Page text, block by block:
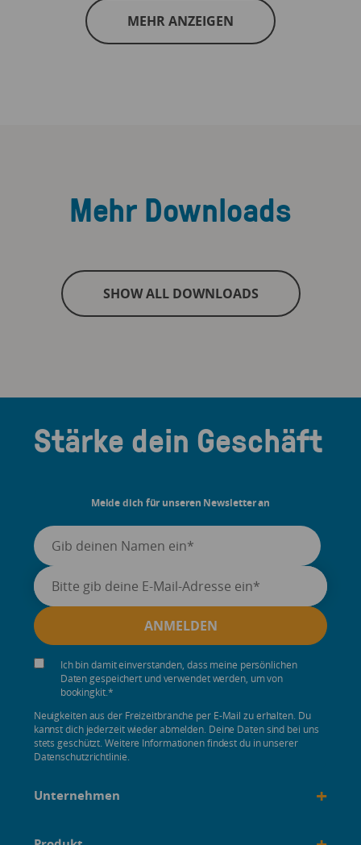
MEHR ANZEIGEN
Mehr Downloads
SHOW ALL DOWNLOADS
Stärke dein Geschäft
Melde dich für unseren Newsletter an
Ich bin damit einverstanden, dass meine persönlichen
Daten gespeichert und verwendet werden, um von
bookingkit.*
Neuigkeiten aus der Freizeitbranche per E-Mail zu erhalten. Du
kannst dich jederzeit wieder abmelden. Deine Daten sind bei uns
stets geschützt. Weitere Informationen findest du in unserer
Datenschutzrichtlinie.
Unternehmen +